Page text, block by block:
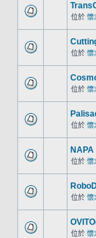
位於 懷
位於 懷
位於 懷
位於 懷
位於 懷
位於 懷
位於 懷